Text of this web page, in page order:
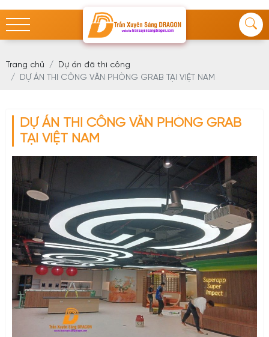
Trang chủ
Dự án đã thi công
DỰ ÁN THI CÔNG VĂN PHÒNG GRAB TẠI VIỆT NAM
DỰ ÁN THI CÔNG VĂN PHÒNG GRAB
TẠI VIỆT NAM